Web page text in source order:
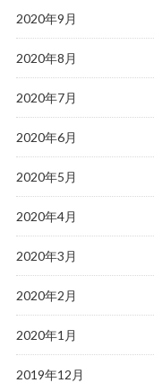
2020年9月
2020年8月
2020年7月
2020年6月
2020年5月
2020年4月
2020年3月
2020年2月
2020年1月
2019年12月